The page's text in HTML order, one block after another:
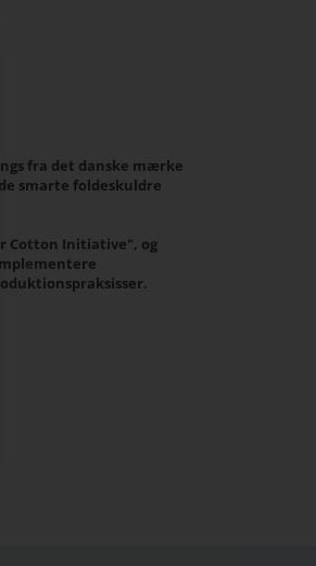
fra det danske mærke
smarte foldeskuldre
Cotton Initiative", og